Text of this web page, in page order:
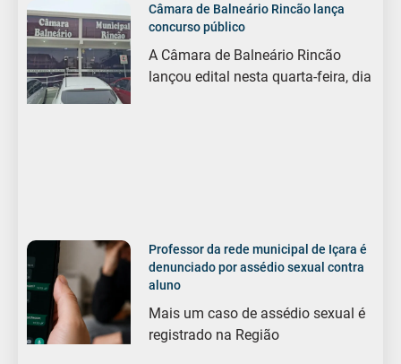
Câmara de Balneário Rincão lança
concurso público
A Câmara de Balneário Rincão
lançou edital nesta quarta-feira, dia
Professor da rede municipal de Içara é
denunciado por assédio sexual contra
aluno
Mais um caso de assédio sexual é
registrado na Região